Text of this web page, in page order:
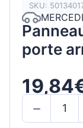
SKU:
porte